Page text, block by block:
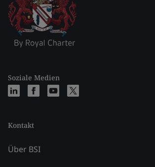
Soziale Medien
Kontakt
Über BSI